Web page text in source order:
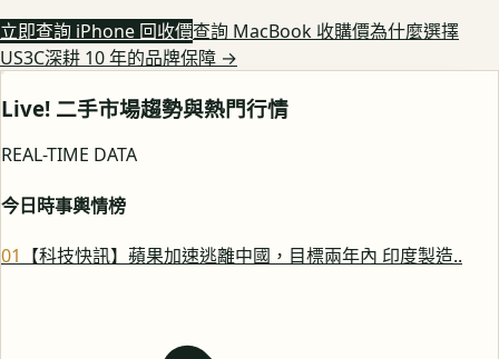
立即查詢 iPhone 回收價查詢 MacBook 收購價為什麼選擇
US3C深耕 10 年的品牌保障 →
Live! 二手市場趨勢與熱門行情
REAL-TIME DATA
今日時事輿情榜
01 【科技快訊】蘋果加速逃離中國，目標兩年內 印度製造..